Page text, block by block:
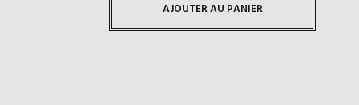
AJOUTER AU PANIER